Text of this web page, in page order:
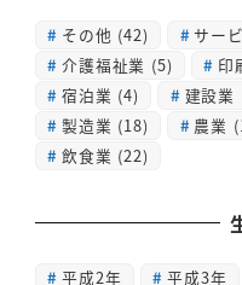
その他 (42) サー
介護福祉業 (5) 印
宿泊業 (4) 建設業
製造業 (18) 農業
飲食業 (22)
平成2年 平成3年